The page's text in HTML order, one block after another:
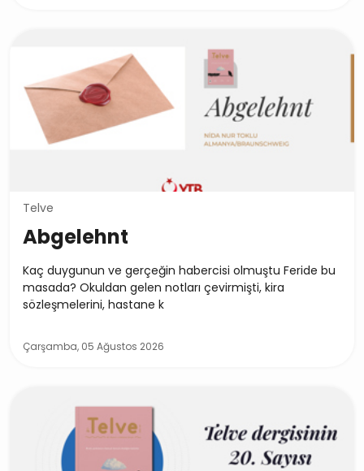
Telve
Abgelehnt
Kaç duygunun ve gerçeğin habercisi olmuştu Feride bu
masada? Okuldan gelen notları çevirmişti, kira
sözleşmelerini, hastane k
Çarşamba, 05 Ağustos 2026